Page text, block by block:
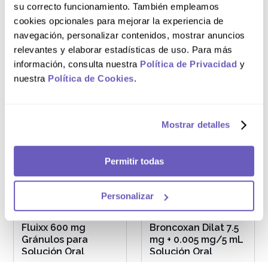
su correcto funcionamiento. También empleamos
cookies opcionales para mejorar la experiencia de
navegación, personalizar contenidos, mostrar anuncios
relevantes y elaborar estadísticas de uso. Para más
información, consulta nuestra Política de Privacidad y
nuestra Política de Cookies.
Mostrar detalles
Permitir todas
Personalizar
Fluixx 200 mg
Gránulos para
Solución Oral
Fluibroncol 300
mg/3 mL Solución
Inyectable
NO DISPONIBLE
Fluixx 600 mg
Gránulos para
Solución Oral
Broncoxan Dilat 7.5
mg + 0.005 mg/5 mL
Solución Oral